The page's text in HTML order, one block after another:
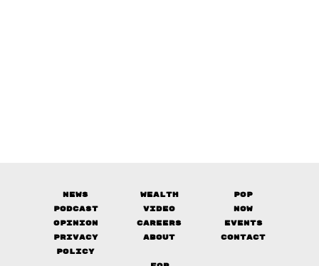
News Wealth
Pop
Podcast
Video
Now
Opinion
Careers
Events
Privacy
Policy
About Contact